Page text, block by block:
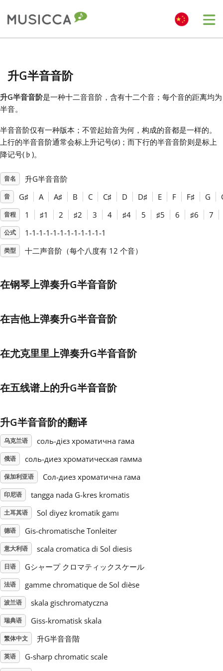
Български
Deutsch
English
Español
Svenska
Tiếng Việt
繁體中文
升G半音音阶
升G半音音阶是一种十二音音阶，含有十二个音；每个音的距离均为
半音。
半音音阶仅有一种版本；不管起始音为何，构成的音都是一样的。
上行的半音音阶通常会标上升记号(♯)；而下行的半音音阶则是标上
降记号( ♭ )。
音名 升G半音音阶
音 G♯ A A♯ B C C♯ D D♯ E F F♯ G
音程 1 ♯1 2 ♯2 3 4 ♯4 5 ♯5 6 ♯6 7
公式 1-1-1-1-1-1-1-1-1-1-1-1
类型 十二声音阶（每个八度有 12 个音）
在钢琴上弹奏升G半音音阶
在吉他上弹奏升G半音音阶
在尤克里里上弹奏升G半音音阶
在五线谱上的升G半音音阶
升G半音音阶的翻译
乌克兰语 соль-дієз хроматична гама
俄语 соль-диез хроматическая гамма
保加利亚语 Сол-диез хроматична гама
印尼语 tangga nada G-kres kromatis
土耳其语 Sol diyez kromatik gamı
德语 Gis-chromatische Tonleiter
意大利语 scala cromatica di Sol diesis
日语 Gシャープ クロマティックスケール
法语 gamme chromatique de Sol dièse
波兰语 skala gischromatyczna
瑞典语 Giss-kromatisk skala
繁体中文 升G半音音階
英语 G-sharp chromatic scale